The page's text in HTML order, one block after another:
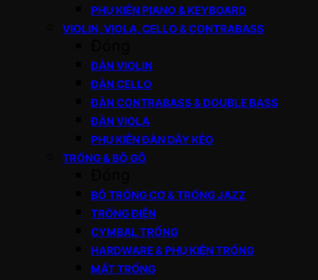
PHỤ KIỆN PIANO & KEYBOARD
VIOLIN, VIOLA, CELLO & CONTRABASS
ĐÀN VIOLIN
ĐÀN CELLO
ĐÀN CONTRABASS & DOUBLE BASS
ĐÀN VIOLA
PHỤ KIỆN ĐÀN DÂY KÉO
TRỐNG & BỘ GÕ
BỘ TRỐNG CƠ & TRỐNG JAZZ
TRỐNG ĐIỆN
CYMBAL TRỐNG
HARDWARE & PHỤ KIỆN TRỐNG
MẶT TRỐNG